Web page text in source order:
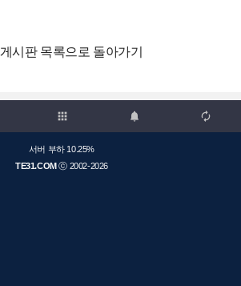
게시판 목록으로 돌아가기
apps  
서버 부하 10.25%
TE31.COMⓒ 2002-2026